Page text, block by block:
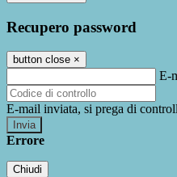
Recupero password
button close ×
E-
E-mail inviata, si prega di
Errore
Chiudi